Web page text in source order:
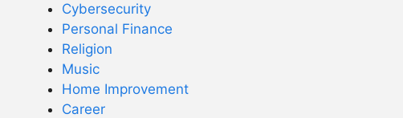
Cybersecurity
Personal Finance
Religion
Music
Home Improvement
Career